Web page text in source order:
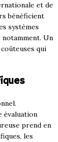
et de
bénéficient
systèmes
notamment. Un
qui
évaluation
prend en
les